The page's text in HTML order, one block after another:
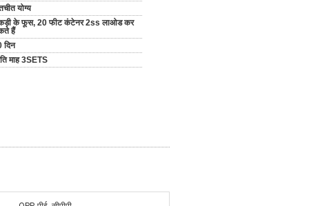
योग्य
के फूस, 20 फीट कंटेनर 2ss लाओड कर
हैं
दिन
माह 3SETS